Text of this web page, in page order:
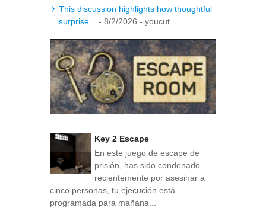
This discussion highlights how thoughtful
surprise...
- 8/2/2026 - youcut
Key 2 Escape
En este juego de escape de
prisión, has sido condenado
recientemente por asesinar a
cinco personas, tu ejecución está
programada para mañana...